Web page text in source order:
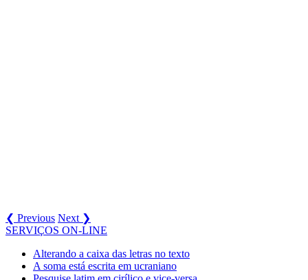
❮ Previous Next ❯
SERVIÇOS ON-LINE
Alterando a caixa das letras no texto
A soma está escrita em ucraniano